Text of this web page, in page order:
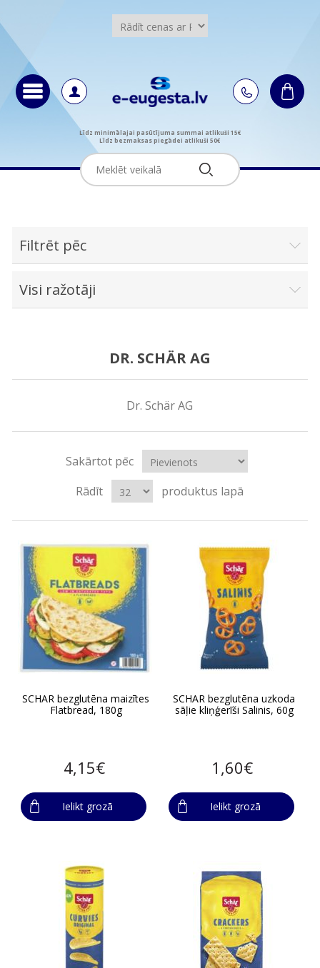
Līdz minimālajai pasūtījuma summai atlikuši 15€
Līdz bezmaksas piegādei atlikuši 50€
Filtrēt pēc
Visi ražotāji
DR. SCHÄR AG
Dr. Schär AG
Sakārtot pēc
Rādīt
produktus lapā
SCHAR bezglutēna maizītes
Flatbread, 180g
4,15€
Ielikt grozā
SCHAR bezglutēna uzkoda
sāļie kliņģerīši Salinis, 60g
1,60€
Ielikt grozā